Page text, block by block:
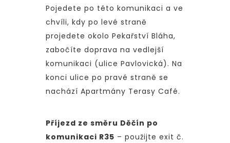
Pojedete po této komunikaci a ve
chvíli, kdy po levé straně
projedete okolo Pekařství Bláha,
zabočíte doprava na vedlejší
komunikaci (ulice Pavlovická). Na
konci ulice po pravé straně se
nachází Apartmány Terasy Café.
Příjezd ze směru Děčín po
komunikaci R35 – použijte exit č.